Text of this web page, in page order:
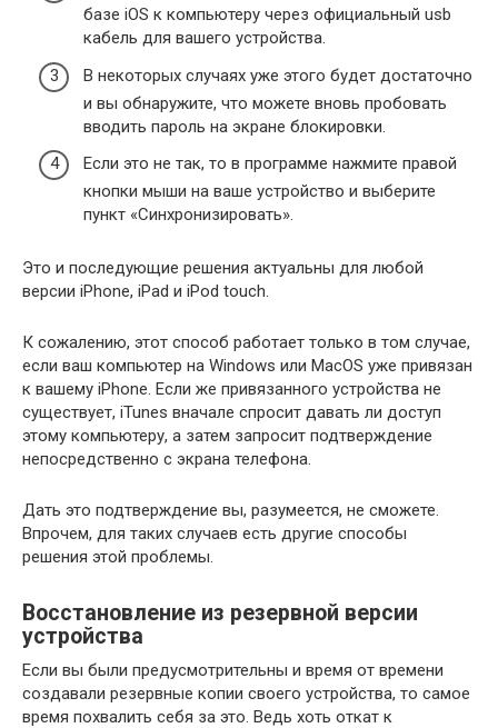
базе iOS к компьютеру через официальный usb
кабель для вашего устройства.
В некоторых случаях уже этого будет достаточно
и вы обнаружите, что можете вновь пробовать
вводить пароль на экране блокировки.
Если это не так, то в программе нажмите правой
кнопки мыши на ваше устройство и выберите
пункт «Синхронизировать».
Это и последующие решения актуальны для любой
версии iPhone, iPad и iPod touch.
К сожалению, этот способ работает только в том случае,
если ваш компьютер на Windows или MacOS уже привязан
к вашему iPhone. Если же привязанного устройства не
существует, iTunes вначале спросит давать ли доступ
этому компьютеру, а затем запросит подтверждение
непосредственно с экрана телефона.
Дать это подтверждение вы, разумеется, не сможете.
Впрочем, для таких случаев есть другие способы
решения этой проблемы.
Восстановление из резервной версии
устройства
Если вы были предусмотрительны и время от времени
создавали резервные копии своего устройства, то самое
время похвалить себя за это. Ведь хоть откат к